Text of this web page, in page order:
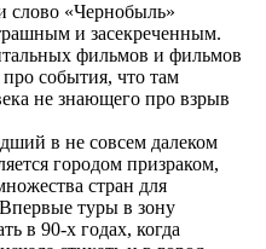
слово «Чернобыль»
и засекреченным.
фильмов и фильмов
события, что там
не знающего про взрыв
в не совсем далеком
городом призраком,
стран для
туры в зону
в 90-х годах, когда